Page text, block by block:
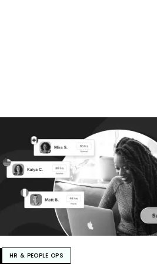
HR & PEOPLE OPS